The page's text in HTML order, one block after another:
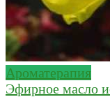
Ароматерапия
Эфирное масло